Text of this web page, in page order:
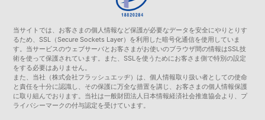
当サイトでは、お客さまの個人情報など保護が必要なデータを安全にやりとりす
るため、SSL（Secure Sockets Layer）を利用した暗号化通信を使用していま
す。当サービスのウェブサーバとお客さまがお使いのブラウザ間の情報はSSL技
術を使って保護されています。また、SSLを使うためにお客さま側で特別の設定
をする必要はありません。
また、当社（株式会社フラッシュエッヂ）は、個人情報取り扱い者としての使命
と責任を十分に認識し、その保護に万全な措置を講じ、お客さまの個人情報保護
に取り組んでおります。当社は一般財団法人日本情報経済社会推進協会より、プ
ライバシーマークの付与認定を受けています。